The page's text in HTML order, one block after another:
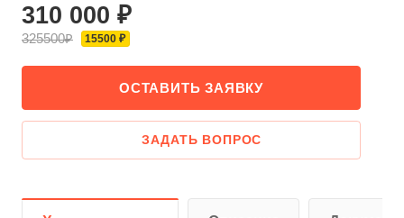
310 000 ₽
325500₽ 15500 ₽
ОСТАВИТЬ ЗАЯВКУ
ЗАДАТЬ ВОПРОС